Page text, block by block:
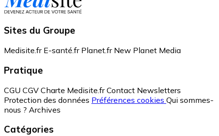
Sites du Groupe
Medisite.fr E-santé.fr Planet.fr New Planet Media
Pratique
CGU CGV Charte Medisite.fr Contact Newsletters
Protection des données Préférences cookies Qui sommes-
nous ? Archives
Catégories